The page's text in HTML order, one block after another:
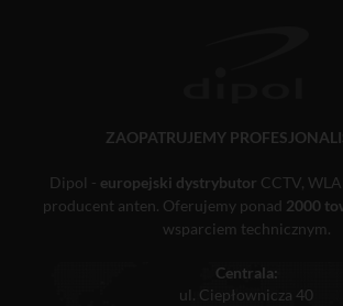
ZAOPATRUJEMY
Dipol - europejski dystrybutor CCTV,
producent anten. Oferujemy ponad 2000
wsparciem technicznym.
Centrala:
ul. Ciepłownicza 40